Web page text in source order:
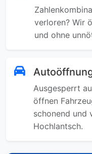
verloren? Wir
und ohne
Ausgesperrt
öffnen
schonend und
Hochlantsch.